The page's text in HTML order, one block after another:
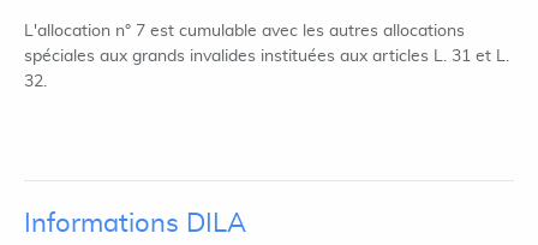
L'allocation n° 7 est cumulable avec les autres allocations
spéciales aux grands invalides instituées aux articles L. 31 et L.
32.
Informations DILA